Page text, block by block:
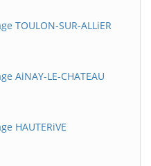
TOULON-SUR-ALLiER
AiNAY-LE-CHATEAU
HAUTERiVE